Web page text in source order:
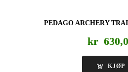
PEDAGO ARCHERY
kr
KJØP